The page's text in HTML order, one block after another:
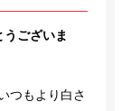
ございま
つもより白さ